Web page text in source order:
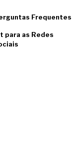
Frequentes
para as Redes